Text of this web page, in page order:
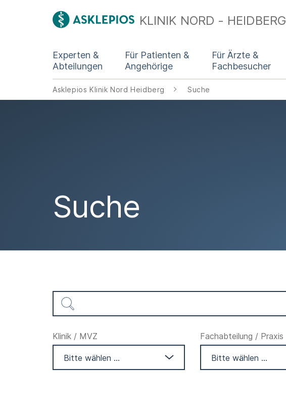
KLINIK NORD - HEIDBERG
Experten &
Abteilungen
Für Patienten &
Angehörige
Für Ärzte &
Fachbesucher
Asklepios Klinik Nord Heidberg Suche
Suche
Klinik / MVZ Fachabteilung / Praxis